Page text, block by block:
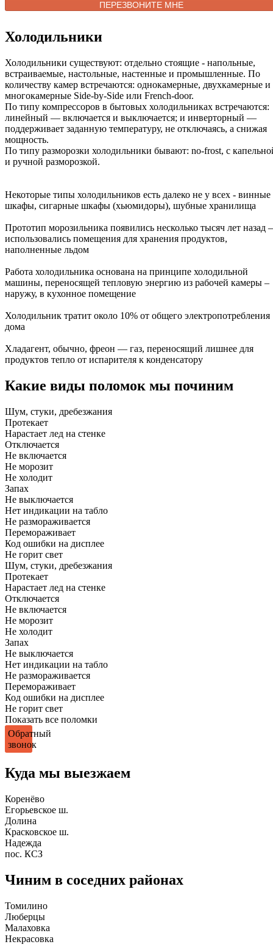
Холодильники
Холодильники существуют: отдельно стоящие - напольные,
встраиваемые, настольные, настенные и промышленные. По
количеству камер встречаются: однокамерные, двухкамерные и
многокамерные Side-by-Side или French-door.
По типу компрессоров в бытовых холодильниках встречаются:
линейный — включается и выключается; и инверторный —
поддерживает заданную температуру, не отключаясь, а снижая
мощность.
По типу разморозки холодильники бывают: no-frost, с
и ручной разморозкой.
Некоторые типы холодильников есть далеко не у всех - винные
шкафы, сигарные шкафы (хьюмидоры), шубные хранилища
Прототип морозильника появились несколько тысяч лет назад –
использовались помещения для хранения продуктов,
наполненные льдом
Работа холодильника основана на принципе холодильной
машины, переносящей тепловую энергию из рабочей камеры –
наружу, в кухонное помещение
Холодильник тратит около 10% от общего электропотребления
дома
Хладагент, обычно, фреон — газ, переносящий лишнее для
продуктов тепло от испарителя к конденсатору
Какие виды поломок мы починим
Шум, стуки, дребезжания
Протекает
Нарастает лед на стенке
Отключается
Не включается
Не морозит
Не холодит
Запах
Не выключается
Нет индикации на табло
Не размораживается
Перемораживает
Код ошибки на дисплее
Не горит свет
Шум, стуки, дребезжания
Протекает
Нарастает лед на стенке
Отключается
Не включается
Не морозит
Не холодит
Запах
Не выключается
Нет индикации на табло
Не размораживается
Перемораживает
Код ошибки на дисплее
Не горит свет
Показать все поломки
Обратный
звонок
Куда мы выезжаем
Коренёво
Егорьевское ш.
Долина
Красковское ш.
Надежда
пос. КСЗ
Чиним в соседних районах
Томилино
Люберцы
Малаховка
Некрасовка